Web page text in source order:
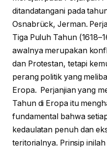
ditandatangani pada
Osnabrück, Jerman.
Tiga Puluh Tahun
awalnya merupakan
dan Protestan, tetapi
perang politik yang
Eropa. Perjanjian yang
Tahun di Eropa itu
fundamental bahwa
kedaulatan penuh dan
teritorialnya. Prinsip